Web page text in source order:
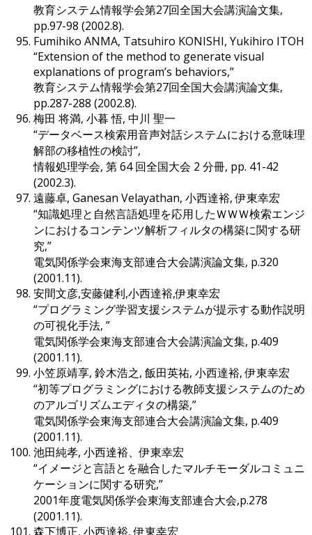
教育システム情報学会第27回全国大会講演論文集,
pp.97-98 (2002.8).
Fumihiko ANMA, Tatsuhiro KONISHI, Yukihiro ITOH
“Extension of the method to generate visual
explanations of program’s behaviors,”
教育システム情報学会第27回全国大会講演論文集,
pp.287-288 (2002.8).
梅田 将満, 小暮 悟, 中川 聖一
“データベース検索用音声対話システムにおける意味理
解部の移植性の検討”,
情報処理学会, 第 64 回全国大会 2 分冊, pp. 41-42
(2002.3).
遠藤卓, Ganesan Velayathan, 小西達裕, 伊東幸宏
“知識処理と自然言語処理を応用したＷＷＷ検索エンジ
ンにおけるコンテンツ解析フィルタの構築に関する研
究,”
電気関係学会東海支部連合大会講演論文集, p.320
(2001.11).
安間文彦,安藤健利,小西達裕,伊東幸宏
“プログラミング学習支援システムが提示する動作説明
の可視化手法, ”
電気関係学会東海支部連合大会講演論文集, p.409
(2001.11).
小笠原靖享, 鈴木浩之, 飯田英祐, 小西達裕, 伊東幸宏
“初等プログラミングにおける教師支援システムのため
のアルゴリズムエディタの構築,”
電気関係学会東海支部連合大会講演論文集, p.409
(2001.11).
池田純孝, 小西達裕、伊東幸宏
“イメージと言語とを融合したマルチモーダルコミュニ
ケーションに関する研究,”
2001年度電気関係学会東海支部連合大会,p.278
(2001.11).
森下博正, 小西達裕, 伊東幸宏